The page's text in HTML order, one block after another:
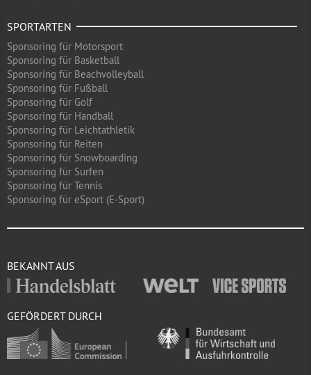
SPORTARTEN
Sponsoring für Motorsport
Sponsoring für Basketball
Sponsoring für Beachvolleyball
Sponsoring für Fußball
Sponsoring für Golf
Sponsoring für Handball
Sponsoring für Leichtathletik
Sponsoring für Reiten
Sponsoring für Snowboarding
Sponsoring für Surfen
Sponsoring für Tennis
Sponsoring für eSport (E-Sport)
BEKANNT AUS
GEFÖRDERT DURCH